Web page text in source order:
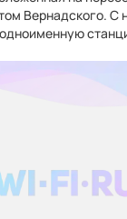
Вернадского. С